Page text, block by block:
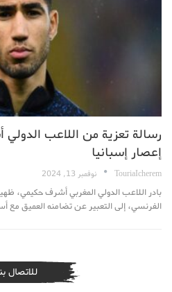
رسالة تعزية من اللاعب
إعصار إسبانيا
TouriaIcherem نوفمبر 13, 2024
بادر اللاعب الدولي المغربي أشرف حكيمي،
الفرنسي، إلى التعبير عن تضامنه العميق مع
للاتصال